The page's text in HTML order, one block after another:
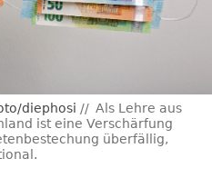
diephosi
Als Lehre aus
ist eine Verschärfung
überfällig,